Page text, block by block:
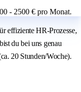
- 2500 € pro Monat.
effiziente HR-Prozesse,
du bei uns genau
20 Stunden/Woche).